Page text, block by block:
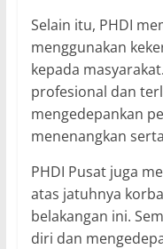
Selain itu, PHDI
menggunakan
kepada
profesional dan
mengedepankan
menenangkan
PHDI Pusat juga
atas jatuhnya
belakangan ini.
diri dan